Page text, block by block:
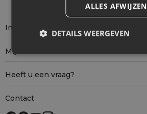
Informatie
Mijn account
Heeft u een vraag?
Contact
ALLES AFWIJZEN
DETAILS WEERGEVEN